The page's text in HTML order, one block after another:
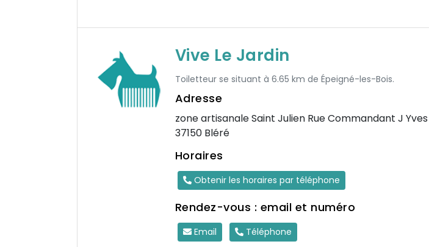
Vive Le Jardin
Toiletteur se situant à 6.65 km de Épeigné-les-Bois.
Adresse
zone artisanale Saint Julien Rue Commandant J
37150 Bléré
Horaires
Obtenir les horaires par téléphone
Rendez-vous : email et numéro
Email Téléphone